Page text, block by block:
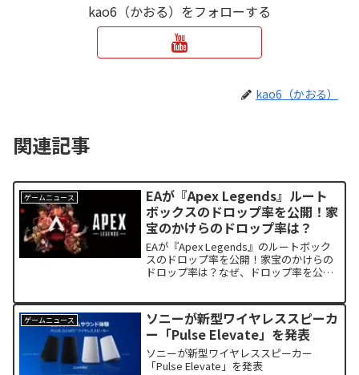
kao6（かおる）をフォローする
kao6（かおる）
関連記事
ゲームニュース
EAが『Apex Legends』ルート
ボックスのドロップ率を公開！家
宝のかけらのドロップ率は？
EAが『Apex Legends』のルートボック
スのドロップ率を公開！家宝のかけらの
ドロップ率は？なぜ、ドロップ率を公開
ゲームニュース
ソニーが新型ワイヤレススピーカ
ー「Pulse Elevate」を発表
ソニーが新型ワイヤレススピーカー
「Pulse Elevate」を発表